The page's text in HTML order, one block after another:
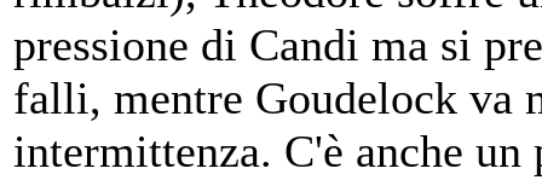
pressione di Candi ma si
falli, mentre Goudelock va
intermittenza. C'è anche un